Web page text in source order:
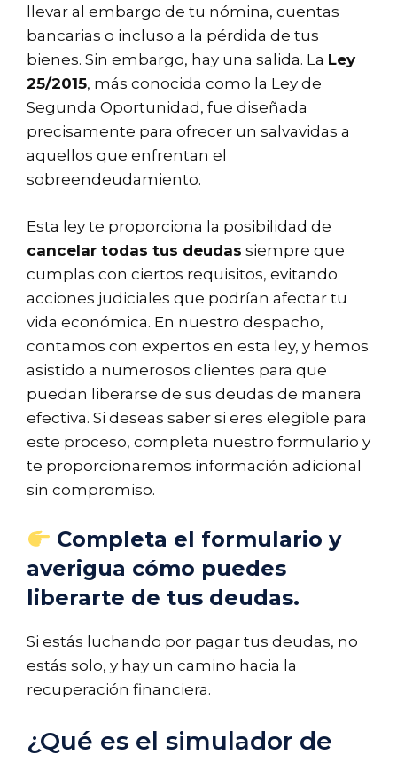
llevar al embargo de tu nómina, cuentas
bancarias o incluso a la pérdida de tus
bienes. Sin embargo, hay una salida. La Ley
25/2015, más conocida como la Ley de
Segunda Oportunidad , fue diseñada
precisamente para ofrecer un salvavidas a
aquellos que enfrentan el
sobreendeudamiento.
Esta ley te proporciona la posibilidad de
cancelar todas tus deudas siempre que
cumplas con ciertos requisitos, evitando
acciones judiciales que podrían afectar tu
vida económica. En nuestro despacho,
contamos con expertos en esta ley, y hemos
asistido a numerosos clientes para que
puedan liberarse de sus deudas de manera
efectiva. Si deseas saber si eres elegible para
este proceso, completa nuestro formulario y
te proporcionaremos información adicional
sin compromiso.
Completa el formulario y
averigua cómo puedes
liberarte de tus deudas.
Si estás luchando por pagar tus deudas, no
estás solo, y hay un camino hacia la
recuperación financiera.
¿Qué es el simulador de